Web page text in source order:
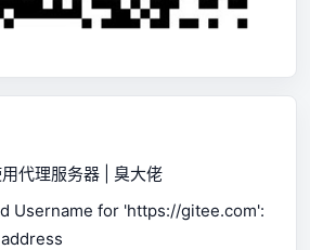
虫中使用代理服务器 | 臭大佬
Username for 'https://gitee.com':